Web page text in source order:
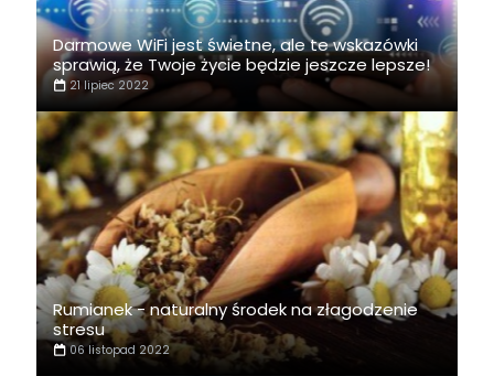
Darmowe WiFi jest świetne, ale te wskazówki
sprawią, że Twoje życie będzie jeszcze lepsze!
21 lipiec 2022
Rumianek - naturalny środek na złagodzenie
stresu
06 listopad 2022